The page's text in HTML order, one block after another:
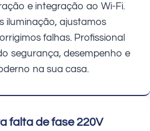
e integração ao Wi-Fi.
iluminação, ajustamos
falhas. Profissional
segurança, desempenho e
na sua casa.
falta de fase 220V